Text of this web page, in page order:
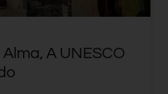
A UNESCO